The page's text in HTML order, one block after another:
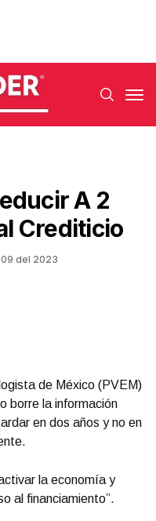
A 2
Crediticio
del 2023
de México (PVEM)
borre la información
en dos años y no en
la economía y
al financiamiento”.